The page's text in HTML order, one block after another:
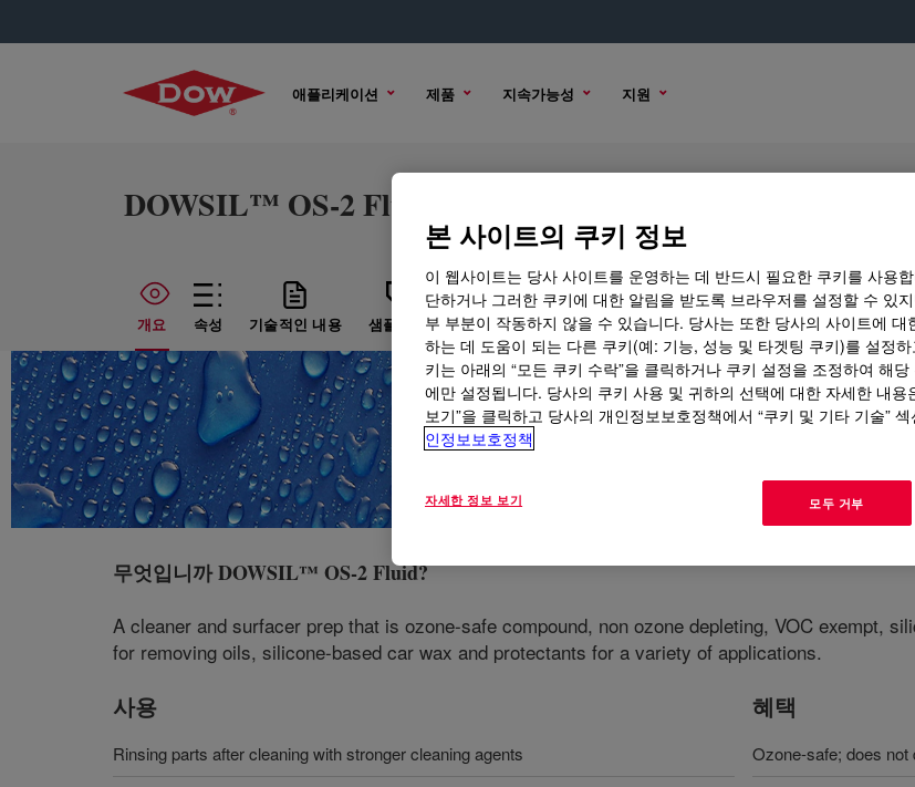
애플리케이션 제품 지속가능성 지원
DOWSIL™ OS-2 Fluid
개요 속성 기술적인 내용 샘플 옵션 구매 옵션
무엇입니까DOWSIL™ OS-2 Fluid?
A cleaner and surfacer prep that is ozone-safe compound, non ozone depleting, VOC exempt,
for removing oils, silicone-based car wax and protectants for a variety of applications.
사용
Rinsing parts after cleaning with stronger cleaning agents
혜택
Ozone-safe; does not
본 사이트의 쿠키 정보
이 웹사이트는 당사 사이트를 운영하는 데 반드시 필요한 쿠키를 사용
단하거나 그러한 쿠키에 대한 알림을 받도록 브라우저를 설정할 수 있
부 부분이 작동하지 않을 수 있습니다. 당사는 또한 당사의 사이트에 대
하는 데 도움이 되는 다른 쿠키(예: 기능, 성능 및 타겟팅 쿠키)를 설정
키는 아래의 “모든 쿠키 수락”을 클릭하거나 쿠키 설정을 조정하여 해
에만 설정됩니다. 당사의 쿠키 사용 및 귀하의 선택에 대한 자세한 내용
보기”을 클릭하고 당사의 개인정보보호정책에서 “쿠키 및 기타 기술”
인정보보호정책
자세한 정보 보기 모두 거부